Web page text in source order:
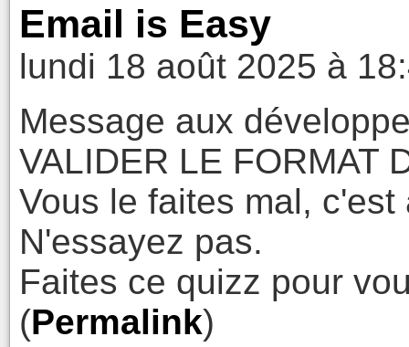
Email is Easy
lundi 18 août 2025 à
Message aux
VALIDER LE FORMAT
Vous le faites mal,
N'essayez pas.
Faites ce quizz pour
(Permalink)